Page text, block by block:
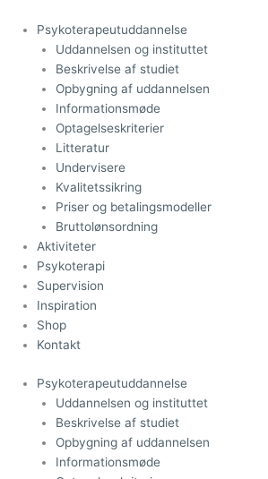
indholdet
Psykoterapeutuddannelse
Uddannelsen og instituttet
Beskrivelse af studiet
Opbygning af uddannelsen
Informationsmøde
Optagelseskriterier
Litteratur
Undervisere
Kvalitetssikring
Priser og betalingsmodeller
Bruttolønsordning
Aktiviteter
Psykoterapi
Supervision
Inspiration
Shop
Kontakt
Psykoterapeutuddannelse
Uddannelsen og instituttet
Beskrivelse af studiet
Opbygning af uddannelsen
Informationsmøde